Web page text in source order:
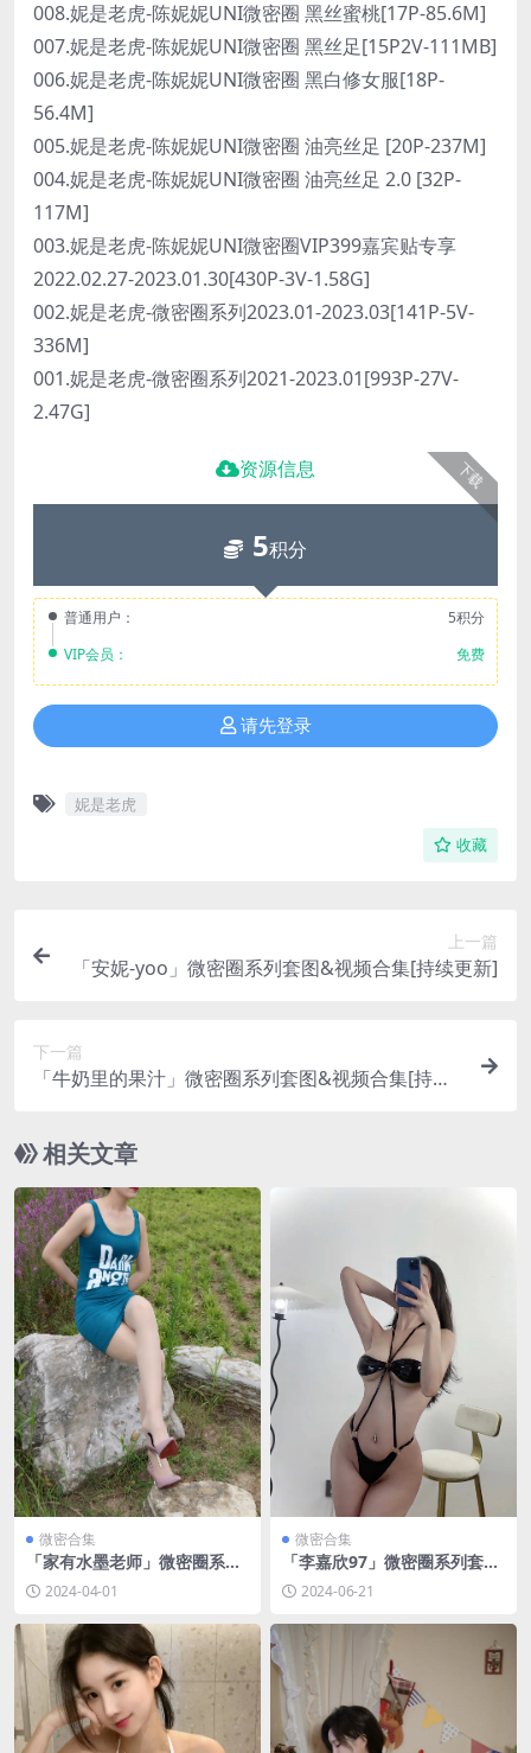
008.妮是老虎-陈妮妮UNI微密圈 黑丝蜜桃[17P-85.6M]
007.妮是老虎-陈妮妮UNI微密圈 黑丝足[15P2V-111MB]
006.妮是老虎-陈妮妮UNI微密圈 黑白修女服[18P-
56.4M]
005.妮是老虎-陈妮妮UNI微密圈 油亮丝足 [20P-237M]
004.妮是老虎-陈妮妮UNI微密圈 油亮丝足 2.0 [32P-
117M]
003.妮是老虎-陈妮妮UNI微密圈VIP399嘉宾贴专享
2022.02.27-2023.01.30[430P-3V-1.58G]
002.妮是老虎-微密圈系列2023.01-2023.03[141P-5V-
336M]
001.妮是老虎-微密圈系列2021-2023.01[993P-27V-
2.47G]
下载
资源信息
5积分
普通用户：
5积分
VIP会员：
免费
请先登录
妮是老虎
收藏
上一篇
「安妮-yoo」微密圈系列套图&视频合集[持续更新]
下一篇
「牛奶里的果汁」微密圈系列套图&视频合集[持续
相关文章
微密合集
「家有水墨老师」微密圈系列
套图&视频合集[持续更新]
2024-04-01
微密合集
「李嘉欣97」微密圈系列套图
&视频合集[持续更新]
2024-06-21